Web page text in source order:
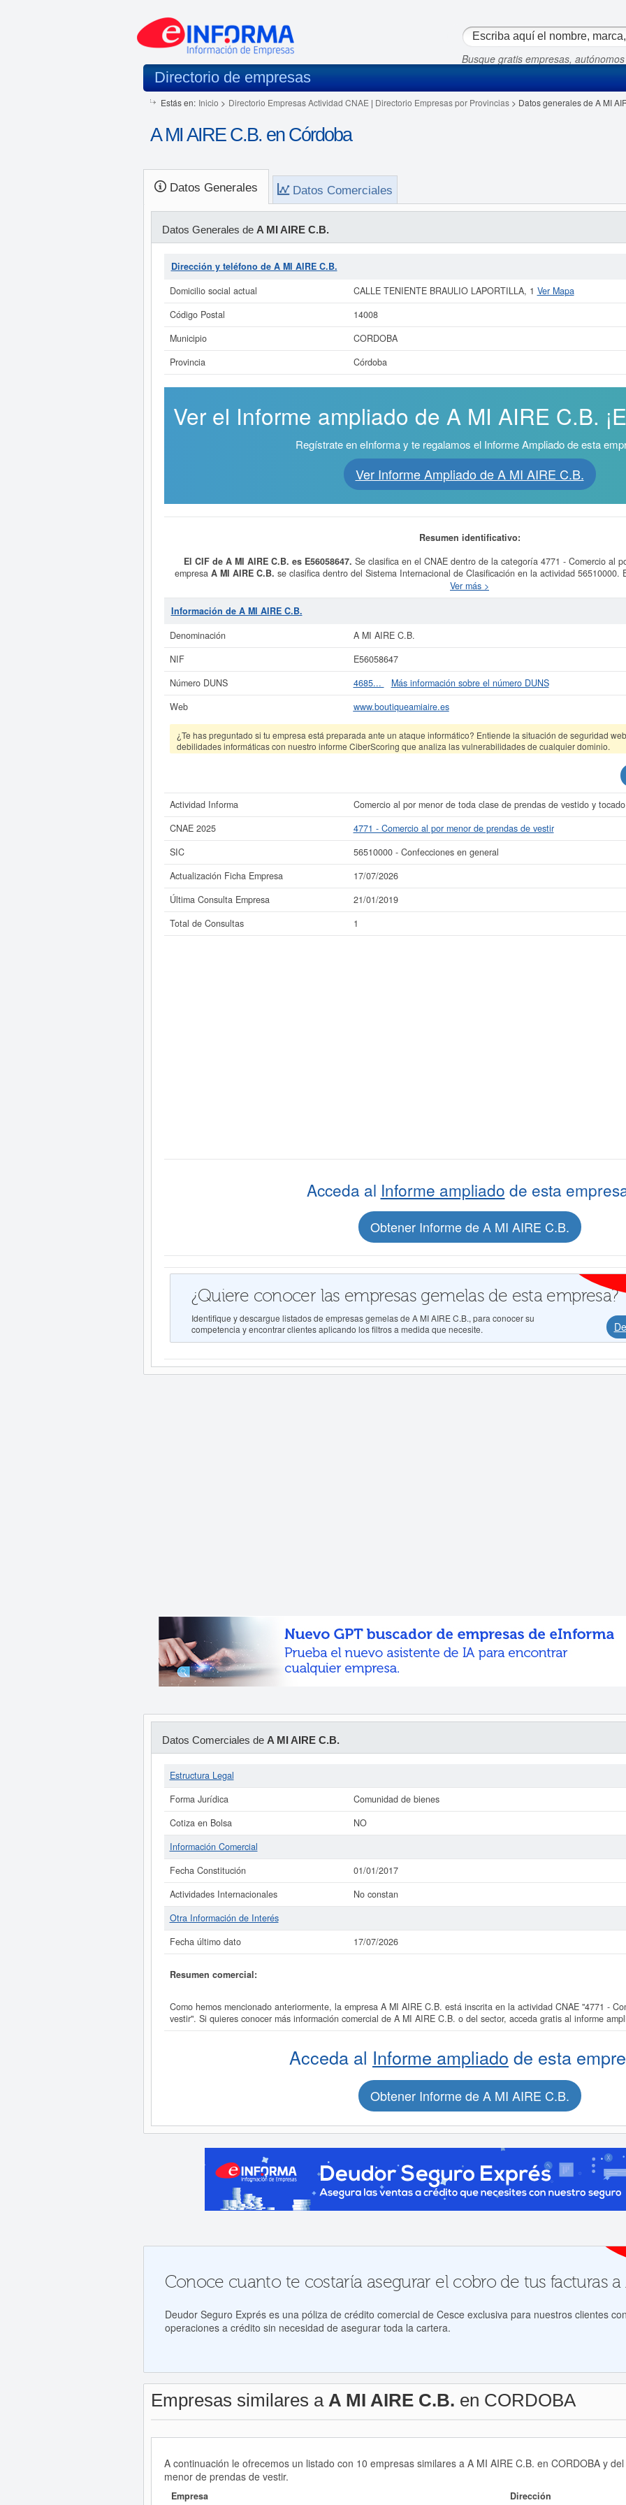
Busque gratis empresas,
Directorio de empresas
Estás en: Inicio > Directorio Empresas Actividad CNAE | Directorio Empresas por Provincias> Datos generales de A MI
A MI AIRE C.B. en Córdoba
Datos Generales Datos Comerciales
Datos Generales de A MI AIRE C.B.
Dirección y teléfono de A MI AIRE C.B.
Domicilio social actual
CALLE TENIENTE BRAULIO LAPORTILLA, 1 Ver Mapa
Código Postal
14008
Municipio
CORDOBA
Provincia
Córdoba
Ver el Informe ampliado de A MI AIRE C.B.
Regístrate en eInforma y te regalamos el Informe Ampliado de esta
Ver Informe Ampliado de A MI AIRE C.B.
Resumen identificativo:
El CIF de A MI AIRE C.B. es E56058647. Se clasifica en el CNAE dentro de la categoría 4771 - Comercio al
empresa A MI AIRE C.B. se clasifica dentro del Sistema Internacional de Clasificación en la actividad 56510000.
consultas en eInforma. La última consulta se ha producido el 21/01/2019. Para saber a qué tipo de
similares, puede hacerlo desde esta misma web.
Si está interesado en conocer más datos de la empresa A MI AIRE C.B. puede
consultar los resultados de sus años de actividad, así como los balances y cuentas de
La última actualización del informe de empresa se ha realizado el 17/07/2026.
Ver más >
Información de A MI AIRE C.B.
Denominación
A MI AIRE C.B.
NIF
E56058647
Número DUNS
4685...
Más información sobre el número DUNS
Web
www.boutiqueamiaire.es
¿Te has preguntado si tu empresa está preparada ante un ataque informático? Entiende la situación de seguridad
debilidades informáticas con nuestro informe CiberScoring que analiza las vulnerabilidades de cualquier dominio.
Actividad Informa
Comercio al por menor de toda clase de prendas de vestido y tocado
CNAE 2025
4771 - Comercio al por menor de prendas de vestir
SIC
56510000 - Confecciones en general
Actualización Ficha Empresa
17/07/2026
Última Consulta Empresa
21/01/2019
Total de Consultas
1
Acceda al Informe ampliado de esta
Obtener Informe de A MI AIRE C.B.
¿Quiere conocer las empresas gemelas de esta empresa?
Identifique y descargue listados de empresas gemelas de A MI AIRE C.B., para conocer su
competencia y encontrar clientes aplicando los filtros a medida que necesite.
Datos Comerciales de A MI AIRE C.B.
Estructura Legal
Forma Jurídica
Comunidad de bienes
Cotiza en Bolsa
NO
Información Comercial
Fecha Constitución
01/01/2017
Actividades Internacionales
No constan
Otra Información de Interés
Fecha último dato
17/07/2026
Resumen comercial:
Como hemos mencionado anteriormente, la empresa A MI AIRE C.B. está inscrita en la actividad CNAE "4771 -
vestir". Si quieres conocer más información comercial de A MI AIRE C.B. o del sector, acceda gratis al informe
Acceda al Informe ampliado de esta
Obtener Informe de A MI AIRE C.B.
Conoce cuanto te costaría asegurar el cobro de tus facturas a
Deudor Seguro Exprés es una póliza de crédito comercial de Cesce exclusiva para nuestros clientes
operaciones a crédito sin necesidad de asegurar toda la cartera.
Empresas similares a A MI AIRE C.B. en CORDOBA
A continuación le ofrecemos un listado con 10 empresas similares a A MI AIRE C.B. en CORDOBA y
menor de prendas de vestir.
Empresa Dirección